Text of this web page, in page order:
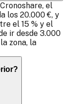
el
los 20.000 €, y
el 15 % y el
ir desde 3.000
zona, la